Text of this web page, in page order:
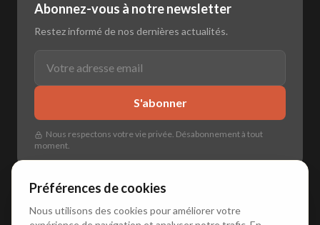
Abonnez-vous à notre newsletter
Restez informé de nos dernières actualités.
S'abonner
Nous respectons votre vie privée. Désabonnement à tout
moment.
Préférences de cookies
Nous utilisons des cookies pour améliorer votre